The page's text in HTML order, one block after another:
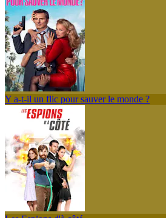
Y a-t-il un flic pour sauver le monde ?